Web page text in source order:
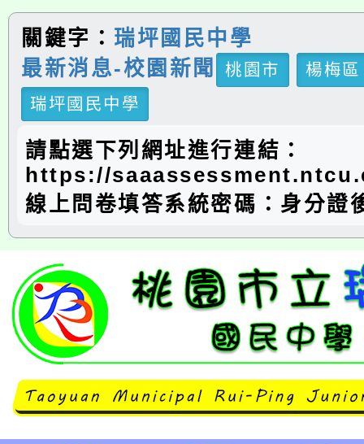
關鍵字： 瑞坪國民中學
最新消息-校園新聞
桃園市
楊梅區
瑞坪國民中學
請點選下列網址進行連結：
https://
線上問卷填答系統密碼：身分證